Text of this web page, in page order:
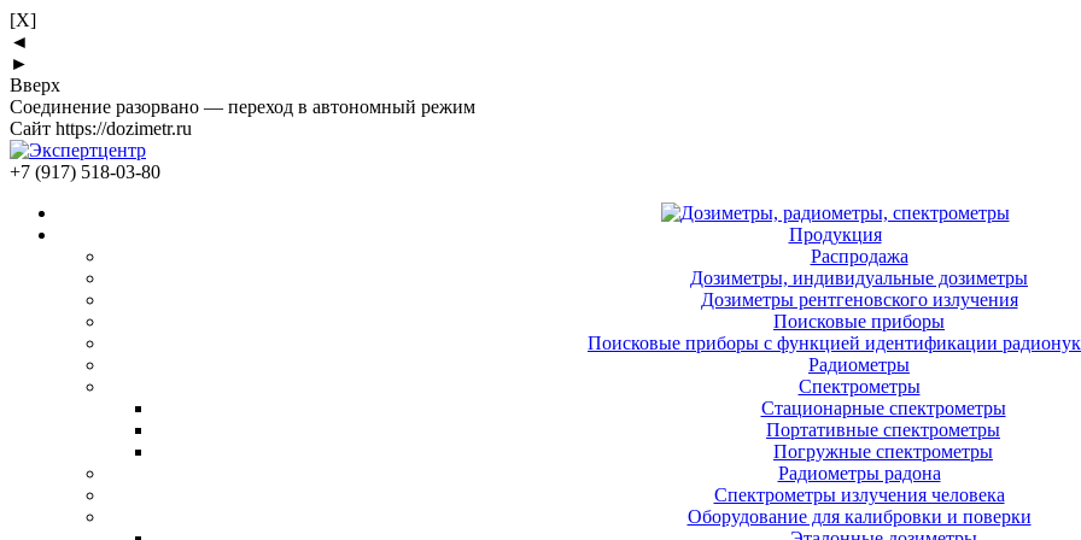
[X]
◄
►
Вверх
Соединение разорвано — переход в автономный режим
Сайт https://dozimetr.ru
+7 (917) 518-03-80
Продукция
Распродажа
Дозиметры, индивидуальные дозиметры
Дозиметры рентгеновского излучения
Поисковые приборы
Поисковые приборы с функцией идентификации
Радиометры
Спектрометры
Стационарные спектрометры
Портативные спектрометры
Погружные спектрометры
Радиометры радона
Спектрометры излучения человека
Оборудование для калибровки и поверки